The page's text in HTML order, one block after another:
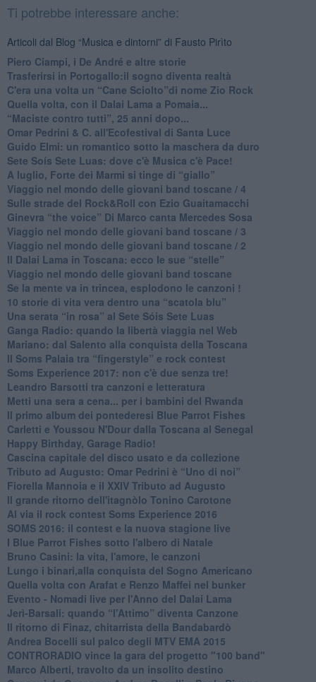
Ti potrebbe interessare anche:
Articoli dal Blog “Musica e dintorni” di Fausto Pirìto
​Piero Ciampi, i De André e altre storie
​Trasferirsi in Portogallo:il sogno diventa realtà
​C'era una volta un “Cane Sciolto”di nome Zio Rock
Quella volta, con il Dalai Lama a Pomaia...
​“Maciste contro tutti”, 25 anni dopo...
​Omar Pedrini & C. all'Ecofestival di Santa Luce
Guido Elmi: un romantico sotto la maschera da duro
Sete Soís Sete Luas: dove c'è Musica c'è Pace!
​A luglio, Forte dei Marmi si tinge di “giallo”
Viaggio nel mondo delle giovani band toscane / 4
Sulle strade del Rock&Roll con Ezio Guaitamacchi
​Ginevra “the voice” Di Marco canta Mercedes Sosa
Viaggio nel mondo delle giovani band toscane / 3
​Viaggio nel mondo delle giovani band toscane / 2
Il Dalai Lama in Toscana: ecco le sue “stelle”
Viaggio nel mondo delle giovani band toscane
Se la mente va in trincea, esplodono le canzoni !
​10 storie di vita vera dentro una “scatola blu”
​Una serata “in rosa” al Sete Sóis Sete Luas
Ganga Radio: quando la libertà viaggia nel Web
Mariano: dal Salento alla conquista della Toscana
​Il Soms Palaia tra “fingerstyle” e rock contest
Soms Experience 2017: non c'è due senza tre!
​Leandro Barsotti tra canzoni e letteratura
​Metti una sera a cena... per i bambini del Rwanda
​Il primo album dei pontederesi Blue Parrot Fishes
Carletti e Youssou N'Dour dalla Toscana al Senegal
Happy Birthday, Garage Radio!
​Cascina capitale del disco usato e da collezione
Tributo ad Augusto: Omar Pedrini è “Uno di noi”
​Fiorella Mannoia e il XXIV Tributo ad Augusto
Il grande ritorno dell'itagnòlo Tonino Carotone
​Al via il rock contest Soms Experience 2016
​SOMS 2016: il contest e la nuova stagione live
I Blue Parrot Fishes sotto l'albero di Natale
Bruno Casini: la vita, l'amore, le canzoni
​Lungo i binari,alla conquista del Sogno Americano
​Quella volta con Arafat e Renzo Maffei nel bunker
​Evento - Nomadi live per l'Anno del Dalai Lama
Jerì-Barsali: quando “l'Attimo” diventa Canzone
Il ritorno di Finaz, chitarrista della Bandabardò
Andrea Bocelli sul palco degli MTV EMA 2015
CONTRORADIO vince la gara del progetto "100 band"
Marco Alberti, travolto da un insolito destino